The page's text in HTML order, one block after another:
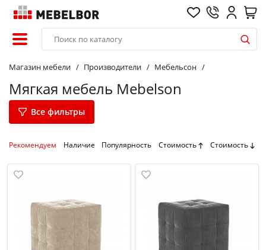
Магазин мебели Производители Мебельсон
Мягкая мебель Mebelson
Все фильтры
Рекомендуем Наличие Популярность Стоимость Стоимость